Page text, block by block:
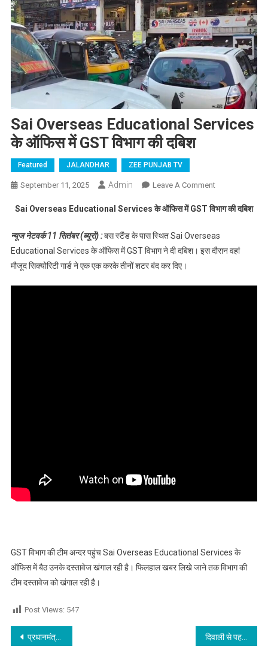
Sai Overseas Educational Services
के ऑफिस में GST विभाग की दबिश
Featured JALANDHAR ZEE PUNJAB TV
September 11, 2025 Admin Leave A CommentOn Sai
Educational
ऑफिस में
GST विभाग की
Sai Overseas Educational Services के ऑफिस में GST विभाग की दबिश
न्यूज नेटवर्क 11 सितंबर (ब्यूरो) :बस स्टैंड के पास स्थित Sai Overseas
Educational Services के ऑफिस में GST विभाग ने दी दबिश। इस दौरान वहां
मौजूद सिक्योरिटी गार्ड ने एक एक करके तीनों शटर बंद कर दिए।
GST विभाग की टीम अन्दर पहुंच Sai Overseas Educational Services के
ऑफिस में बैठ उनके दस्तावेज खंगाल रही है। फिलहाल खबर लिखे जाने तक विभाग की
टीम दस्तावेज को खंगाल रही है।
Post Views: 547
Post navigation
प्रधानमंत्री मोदी देश की वज्र भुजा पंजाब के प्रति विशेष सम्मान : राकेश राठौर दिवाली से पहले पटाखा मार्किट के लिए जगह अलाट कर प्रशासन व्यापारियों को दे राहत